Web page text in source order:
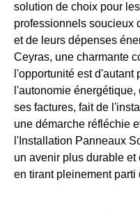
solution de choix pour
professionnels soucieux
et de leurs dépenses
Ceyras, une charmante
l'opportunité est
l'autonomie
ses factures, fait de
une démarche réfléchie
l'Installation Panneaux
un avenir plus durable
en tirant pleinement